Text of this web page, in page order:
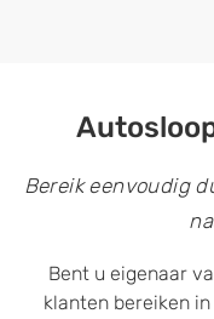
Bereik eenvoudig
Bent u eigenaar
klanten bereiken